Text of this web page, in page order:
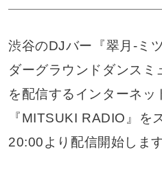
渋谷のDJバー『翠月-ミ
ダーグラウンドダンスミ
を配信するインターネッ
『MITSUKI RADIO』を
20:00より配信開始します